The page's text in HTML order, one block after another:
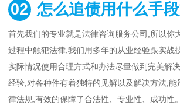
02 怎么追债用什么手
首先我们的专业就是法律咨询服务公司,所以你
过程中触犯法律,我们用多年的从业经验跟实战
实际情况使用合理方式和办法尽量做到完美解
经验,对各种件有着独特的见解以及解决方法,
律法规,有效的保障了合法性、专业性、成功性。